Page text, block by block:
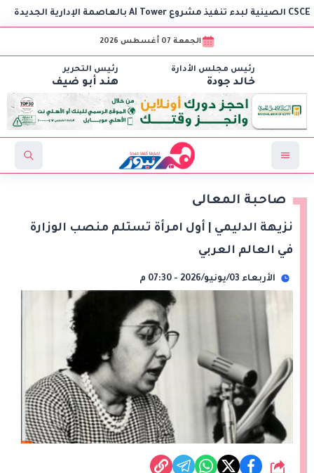
الجمعة 07 أغسطس 2026
رئيس مجلس الأدارة
خالد جودة
رئيس التحرير
هند أبو ضيف
صاحبة المعالى
نزيهة الدليمي | أول امرأة تستلم منصب الوزارة
في العالم العربي
الأربعاء 03/يونيو/2026 - 07:30 م
شارك